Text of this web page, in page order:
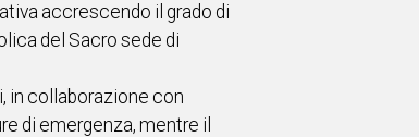
accrescendo il grado di
del Sacro sede di
in collaborazione con
di emergenza, mentre il